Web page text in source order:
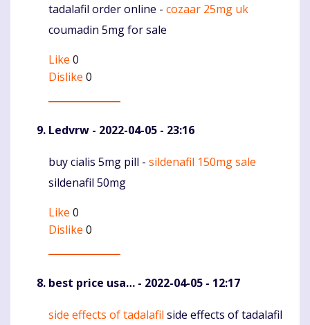
Komentaras
tadalafil order online - cozaar 25mg uk
coumadin 5mg for sale
Like 0
Dislike 0
Ledvrw - 2022-04-05 - 23:16
Komentaras
buy cialis 5mg pill - sildenafil 150mg sale
sildenafil 50mg
Like 0
Dislike 0
best price usa… - 2022-04-05 - 12:17
Komentaras
side effects of tadalafil side effects of tadalafil